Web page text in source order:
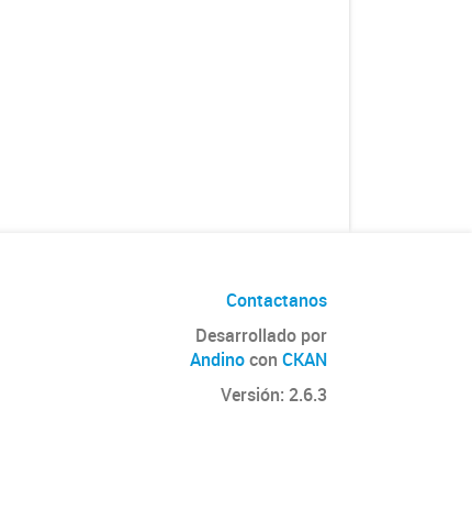
Contactanos
Desarrollado por
Andinocon CKAN
Versión: 2.6.3